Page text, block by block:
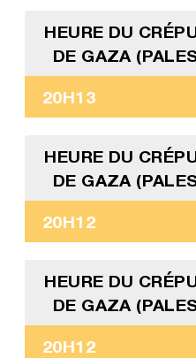
HEURE DU
DE GAZA
20H13
HEURE DU
DE GAZA
20H12
HEURE DU
DE GAZA
20H12